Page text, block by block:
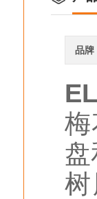
品牌
梅